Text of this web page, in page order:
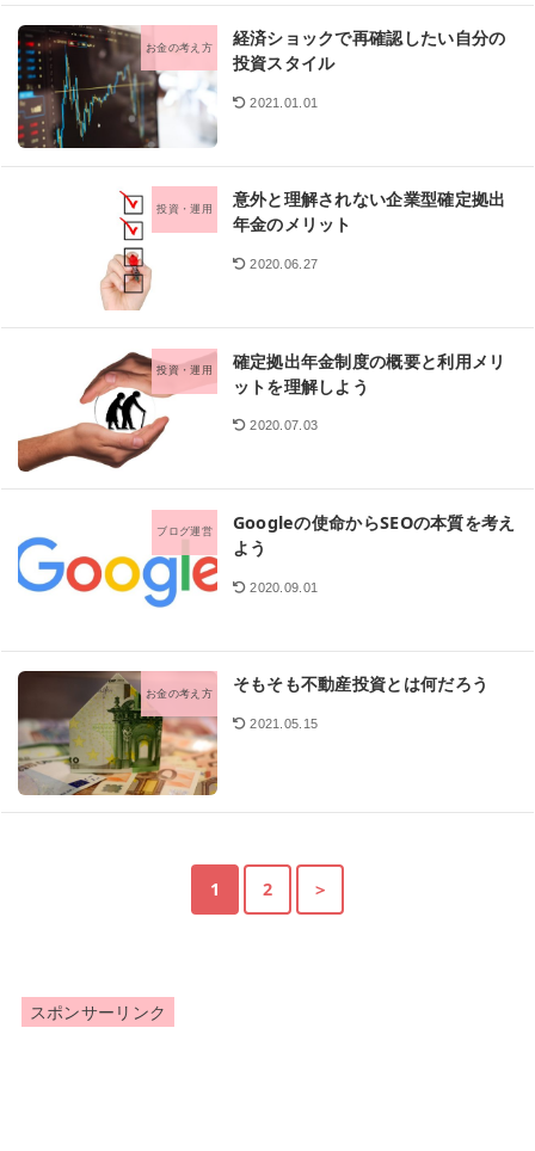
お金の考え方
経済ショックで再確認したい自分の
投資スタイル
2021.01.01
投資・運用
意外と理解されない企業型確定拠出
年金のメリット
2020.06.27
投資・運用
確定拠出年金制度の概要と利用メリ
ットを理解しよう
2020.07.03
ブログ運営
Googleの使命からSEOの本質を考え
よう
2020.09.01
お金の考え方 そもそも不動産投資とは何だろう
2021.05.15
1 2 ＞
スポンサーリンク